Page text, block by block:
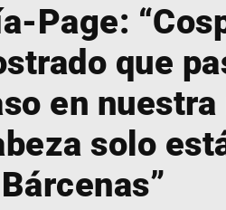
Page:
que
en
solo